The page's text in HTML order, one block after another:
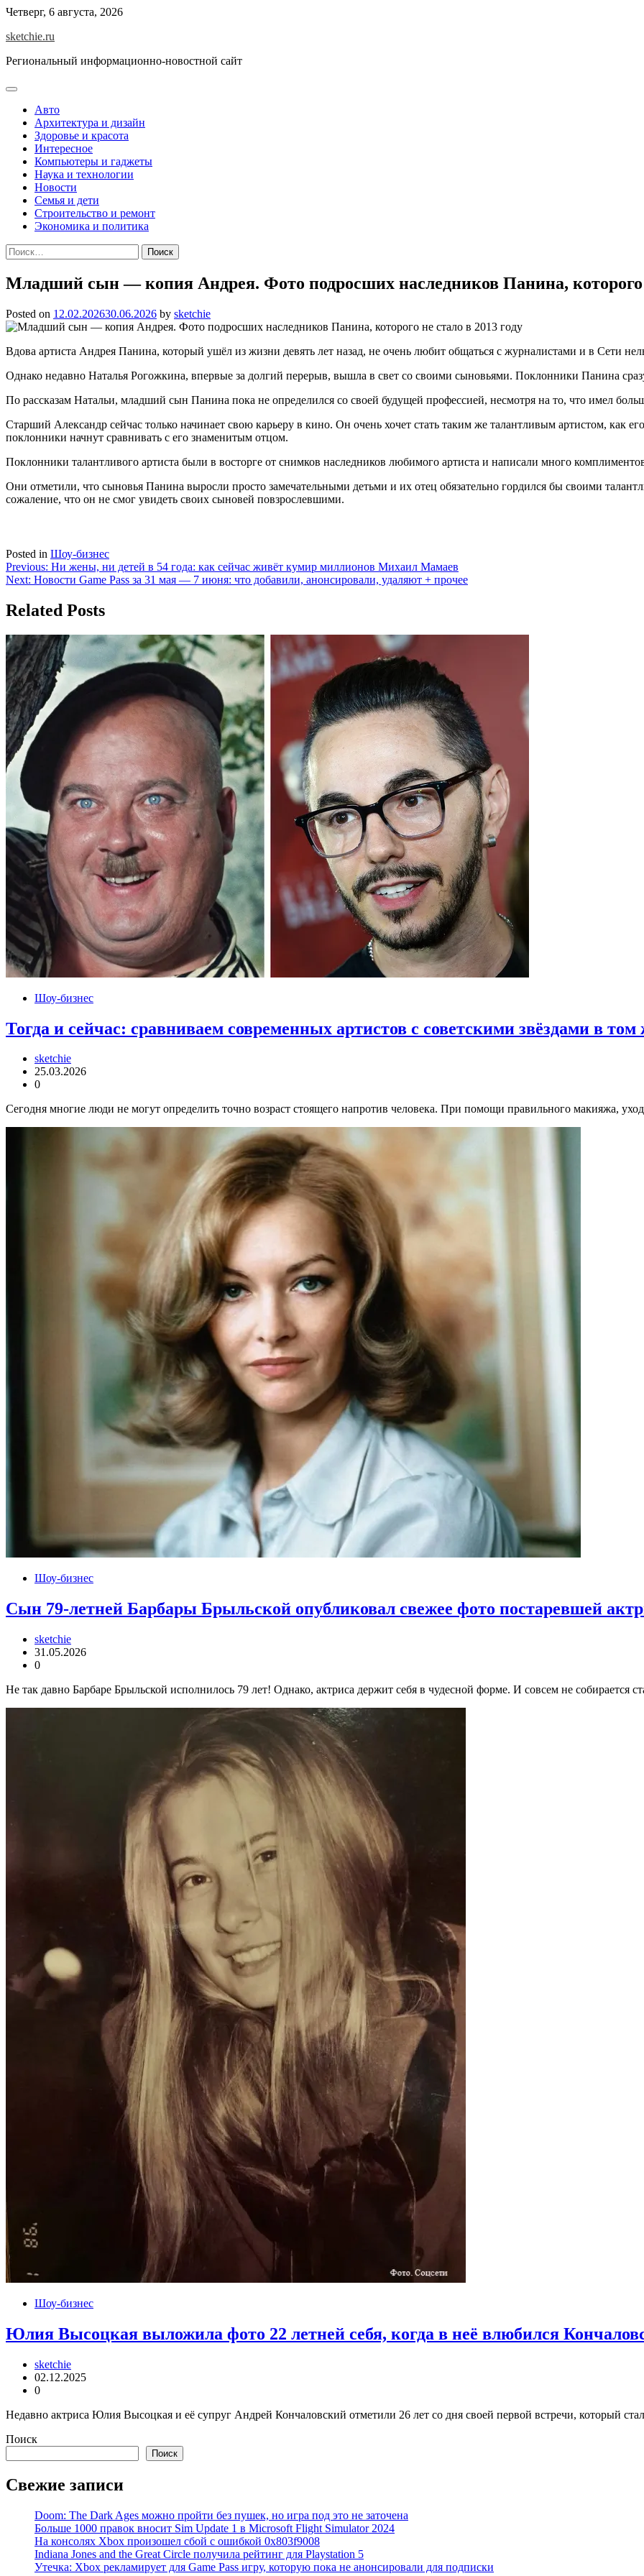
Skip
content
Четверг, 6 августа, 2026
sketchie.ru
Региональный информационно-новостной сайт
Авто
Архитектура и дизайн
Здоровье и красота
Интересное
Компьютеры и гаджеты
Наука и технологии
Новости
Семья и дети
Строительство и ремонт
Экономика и политика
Найти:
Младший сын — копия Андрея. Фото подросших наследников Панина, которого
Posted on 12.02.202630.06.2026 by sketchie
Вдова артиста Андрея Панина, который ушёл из жизни девять лет назад, не очень любит общаться с журналистами и в Сети
Однако недавно Наталья Рогожкина, впервые за долгий перерыв, вышла в свет со своими сыновьями. Поклонники Панина
По рассказам Натальи, младший сын Панина пока не определился со своей будущей профессией, несмотря на то, что имел
Старший Александр сейчас только начинает свою карьеру в кино. Он очень хочет стать таким же талантливым артистом, как
поклонники начнут сравнивать с его знаменитым отцом.
Поклонники талантливого артиста были в восторге от снимков наследников любимого артиста и написали много
Они отметили, что сыновья Панина выросли просто замечательными детьми и их отец обязательно гордился бы своими
сожаление, что он не смог увидеть своих сыновей повзрослевшими.
Posted in Шоу-бизнес
Навигация
по
записям
Previous: Ни жены, ни детей в 54 года: как сейчас живёт кумир миллионов Михаил Мамаев
Next: Новости Game Pass за 31 мая — 7 июня: что добавили, анонсировали, удаляют + прочее
Related Posts
Шоу-бизнес
Тогда и сейчас: сравниваем современных артистов с советскими звёздами в том
sketchie
25.03.2026
0
Сегодня многие люди не могут определить точно возраст стоящего напротив человека. При помощи правильного макияжа,
Шоу-бизнес
Сын 79-летней Барбары Брыльской опубликовал свежее фото постаревшей
sketchie
31.05.2026
0
Не так давно Барбаре Брыльской исполнилось 79 лет! Однако, актриса держит себя в чудесной форме. И совсем не собирается
Шоу-бизнес
Юлия Высоцкая выложила фото 22 летней себя, когда в неё влюбился
sketchie
02.12.2025
0
Недавно актриса Юлия Высоцкая и её супруг Андрей Кончаловский отметили 26 лет со дня своей первой встречи, который
Поиск
Поиск
Свежие записи
Doom: The Dark Ages можно пройти без пушек, но игра под это не заточена
Больше 1000 правок вносит Sim Update 1 в Microsoft Flight Simulator 2024
На консолях Xbox произошел сбой с ошибкой 0x803f9008
Indiana Jones and the Great Circle получила рейтинг для Playstation 5
Утечка: Xbox рекламирует для Game Pass игру, которую пока не анонсировали для подписки